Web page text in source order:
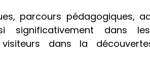
parcours pédagogiques,
significativement dans
dans la